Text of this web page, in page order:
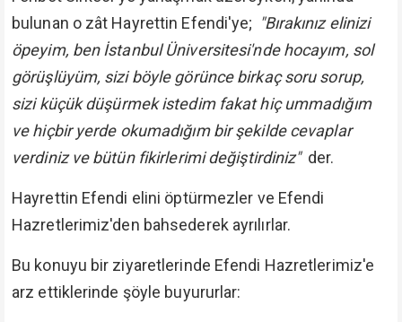
bulunan o zât Hayrettin Efendi'ye; "Bırakınız elinizi
öpeyim, ben İstanbul Üniversitesi'nde hocayım, sol
görüşlüyüm, sizi böyle görünce birkaç soru sorup,
sizi küçük düşürmek istedim fakat hiç ummadığım
ve hiçbir yerde okumadığım bir şekilde cevaplar
verdiniz ve bütün fikirlerimi değiştirdiniz" der.
Hayrettin Efendi elini öptürmezler ve Efendi
Hazretlerimiz'den bahsederek ayrılırlar.
Bu konuyu bir ziyaretlerinde Efendi Hazretlerimiz'e
arz ettiklerinde şöyle buyururlar: